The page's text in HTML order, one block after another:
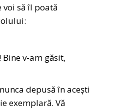
să îl poată
v-am găsit,
depusă în acești
exemplară. Vă